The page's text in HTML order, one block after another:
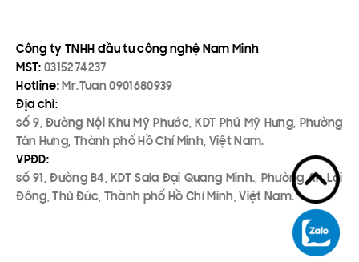
Công ty TNHH đầu tư công nghệ Nam Minh
MST:0315274237
Hotline: Mr.Tuan 0901680939
Địa chỉ:
số 9, Đường Nội Khu Mỹ Phước, KDT Phú Mỹ Hưng, Phường
Tân Hưng, Thành phố Hồ Chí Minh, Việt Nam.
VPĐD:
số 91, Đường B4, KDT Sala Đại Quang Minh., Phường An Lợi
Đông, Thủ Đức, Thành phố Hồ Chí Minh, Việt Nam.